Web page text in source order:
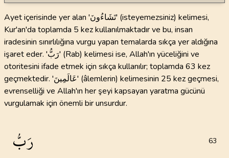
Ayet içerisinde yer alan 'تَشَاءُونَ' (isteyemezsiniz) kelimesi,
Kur'an'da toplamda 5 kez kullanılmaktadır ve bu, insan
iradesinin sınırlılığına vurgu yapan temalarda sıkça yer aldığına
işaret eder. 'رَبُّ' (Rab) kelimesi ise, Allah'ın yüceliğini ve
otoritesini ifade etmek için sıkça kullanılır; toplamda 63 kez
geçmektedir. 'عَالَمِينَ' (âlemlerin) kelimesinin 25 kez geçmesi,
evrenselliği ve Allah'ın her şeyi kapsayan yaratma gücünü
vurgulamak için önemli bir unsurdur.
رَبُّ 63